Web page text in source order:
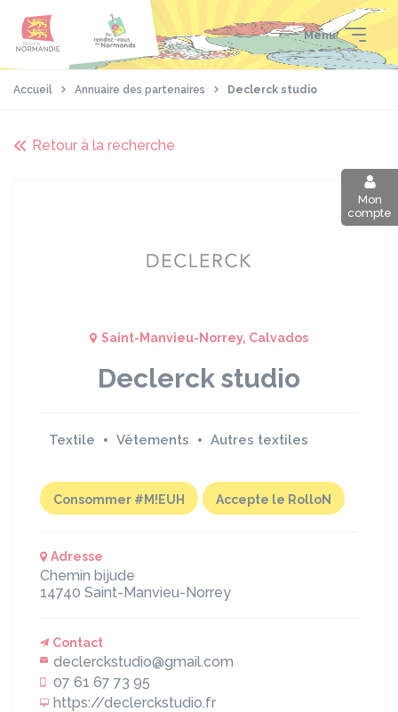
contenu
pied
Menu
Mon
compte
Accueil Annuaire des partenaires Declerck studio
Retour à la recherche
Saint-Manvieu-Norrey, Calvados
Declerck studio
Textile Vêtements Autres textiles
Consommer #M!EUH Accepte le RolloN
Adresse
Chemin bijude
14740 Saint-Manvieu-Norrey
Contact
declerckstudio@gmail.com
07 61 67 73 95
https://declerckstudio.fr
Panneau de gestion des cookies